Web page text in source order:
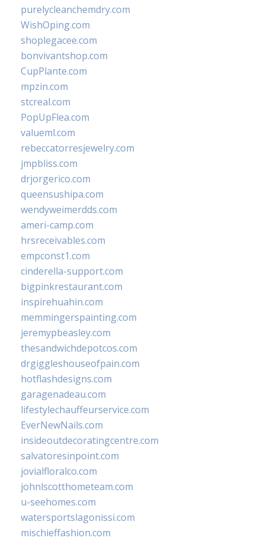
purelycleanchemdry.com
WishOping.com
shoplegacee.com
bonvivantshop.com
CupPlante.com
mpzin.com
stcreal.com
PopUpFlea.com
valueml.com
rebeccatorresjewelry.com
jmpbliss.com
drjorgerico.com
queensushipa.com
wendyweimerdds.com
ameri-camp.com
hrsreceivables.com
empconst1.com
cinderella-support.com
bigpinkrestaurant.com
inspirehuahin.com
memmingerspainting.com
jeremypbeasley.com
thesandwichdepotcos.com
drgiggleshouseofpain.com
hotflashdesigns.com
garagenadeau.com
lifestylechauffeurservice.com
EverNewNails.com
insideoutdecoratingcentre.com
salvatoresinpoint.com
jovialfloralco.com
johnlscotthometeam.com
u-seehomes.com
watersportslagonissi.com
mischieffashion.com